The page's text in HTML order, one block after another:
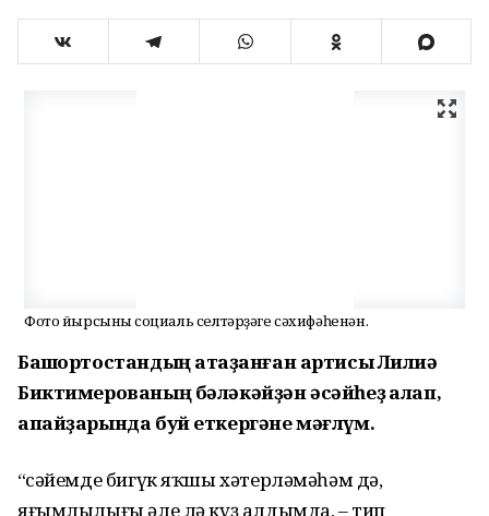
Фото йырсының социаль селтәрҙәге сәхифәһенән.
Башҡортостандың атҡаҙанған артисы Лилиә
Биктимерованың бәләкәйҙән әсәйһеҙ ҡалап,
апайҙарында буй еткергәне мәғлүм.
“Әсәйемде бигүк яҡшы хәтерләмәһәм дә,
яғымлылығы әле лә күҙ алдымда, – тип